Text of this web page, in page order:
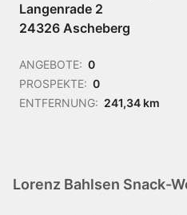
Langenrade 2
24326 Ascheberg
ANGEBOTE: 0
PROSPEKTE: 0
ENTFERNUNG: 241,34 km
Lorenz Bahlsen Snack-